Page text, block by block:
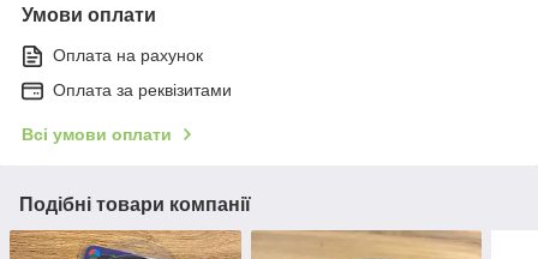
Умови оплати
Оплата на рахунок
Оплата за реквізитами
Всі умови оплати
Подібні товари компанії